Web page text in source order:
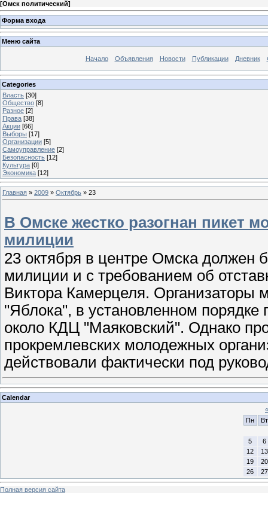
[Омск политический]
Форма входа
Меню сайта
Начало Объявления Новости Публикации Дневник
Categories
Власть [30]
Общество [8]
Разное [2]
Права [38]
Акции [66]
Выборы [17]
Организации [5]
Самоуправление [2]
Безопасность [12]
Культура [0]
Экономика [12]
Главная » 2009 » Октябрь » 23
В Омске жестко разогнан пикет
милиции
23 октября в центре Омска должен
милиции и с требованием об
Виктора Камерцеля. Организаторы
"Яблока", в установленном
около КДЦ "Маяковский". Однако
прокремлевских молодежных
действовали фактически под
Calendar
«
Пн
Вт
5
6
12
13
19
20
26
27
Полная версия сайта